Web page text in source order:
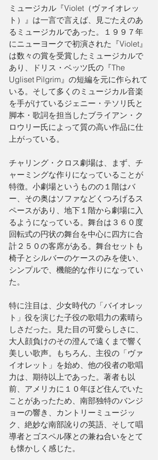
ミュージカル『Violet（ヴァイオレッ
ト）』は一言で言えば、見ごたえのあ
るミュージカルであった。１９９７年
にニューヨークで初演された『Violet』
は数々の賞を受賞したミュージカルで
あり、ドリス・ベッツ氏の『The
Ugliset Pilgrim』の短編を元に作られて
いる。そして多くのミュージカル音楽
を手がけているジェニー・テソリ氏と
脚本・歌詞を担当したブライアン・ク
ロウリー氏によって質の高い作品に仕
上がっている。
チャリング・クロス劇場は、まず、チ
ャーミングな作りになっていることが
特徴。小劇場というものの１階はバ
ー、その奥はソファなどくつろげるス
ペースがあり、地下１階から劇場に入
るようになっている。舞台は３６０度
回転式の円状の舞台を中心に四方に合
計２５０の客席がある。舞台セットも
椅子とシルバーのケースのみを使い、
シンプルで、機能的な作りになってい
た。
特に注目は、少女時代の「バイオレッ
ト」役を演じた子役の歌唱力の素晴ら
しさだった。見た目の可愛らしさに、
大人顔負けのその澄んで遠くまで響く
美しい歌声。もちろん、主役の「ヴァ
イオレット」を始め、他の役者の歌唱
力は、期待以上であった。著者も以
前、アメリカに１０年ほど住んでいた
ことがあったため、南部独特のバンジ
ョーの響き、カントリーミュージッ
ク、絶妙な南部訛りの英語、そして唱
導者とゴスペル隊との兼ね合いをとて
も懐かしく感じた。